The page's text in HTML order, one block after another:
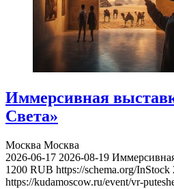
Иммерсивная
Света»
Москва Москва
2026-06-17 2026-08-19
1200 RUB https://schema.org/InStock
https://kudamoscow.ru/event/vr-